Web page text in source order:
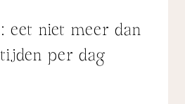
eet niet meer dan
per dag